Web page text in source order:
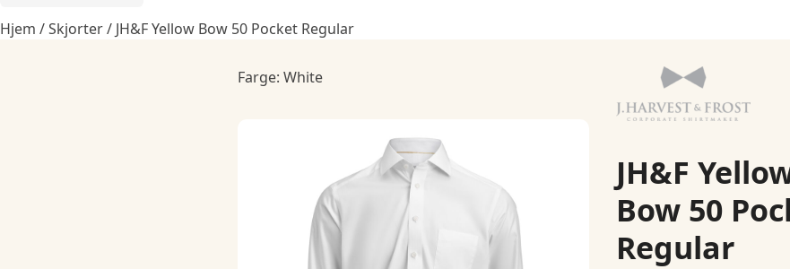
Hjem /Skjorter/ JH&F Yellow Bow 50 Pocket Regular
Farge: White
JH&F
Bow 50
Regular